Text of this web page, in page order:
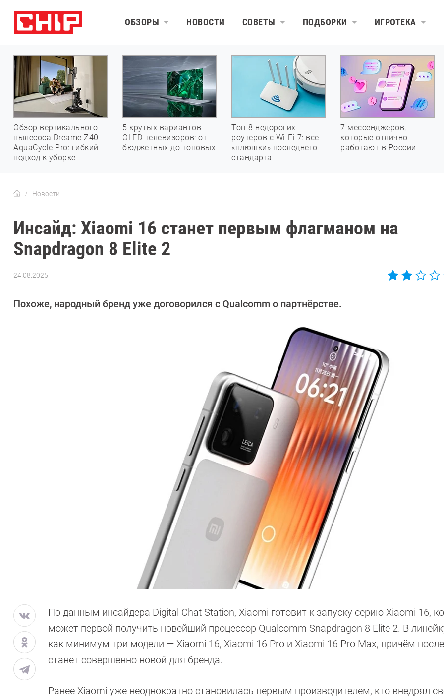
ОБЗОРЫ НОВОСТИ СОВЕТЫ ПОДБОРКИ ИГРОТЕКА
Обзор вертикального
пылесоса Dreame Z40
AquaCycle Pro: гибкий
подход к уборке
5 крутых вариантов
OLED-телевизоров: от
бюджетных до топовых
Топ-8 недорогих
роутеров с Wi-Fi 7: все
«плюшки» последнего
стандарта
7 мессенджеров,
которые отлично
работают в России
Новости
Инсайд: Xiaomi 16 станет первым флагманом на
Snapdragon 8 Elite 2
24.08.2025
Довлатова
Похоже, народный бренд уже договорился с Qualcomm о партнёрстве.
По данным инсайдера Digital Chat Station, Xiaomi готовит к запуску серию Xiaomi 16,
может первой получить новейший процессор Qualcomm Snapdragon 8 Elite 2. В
как минимум три модели — Xiaomi 16, Xiaomi 16 Pro и Xiaomi 16 Pro Max, причём
станет совершенно новой для бренда.
Ранее Xiaomi уже неоднократно становилась первым производителем, кто внедрял